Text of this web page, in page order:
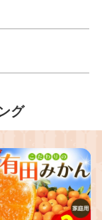
グ